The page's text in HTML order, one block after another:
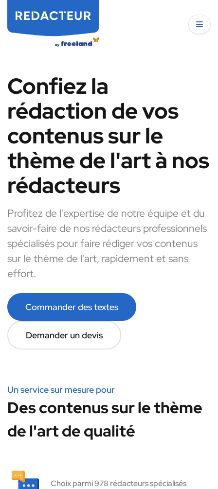
Confiez la
rédaction de vos
contenus sur le
thème de l'art à nos
rédacteurs
Profitez de l'expertise de notre équipe et du
savoir-faire de nos rédacteurs professionnels
spécialisés pour faire rédiger vos contenus
sur le thème de l'art, rapidement et sans
effort.
Commander des textes
Demander un devis
Un service sur mesure pour
Des contenus sur le thème
de l'art de qualité
Choix parmi 978 rédacteurs spécialisés